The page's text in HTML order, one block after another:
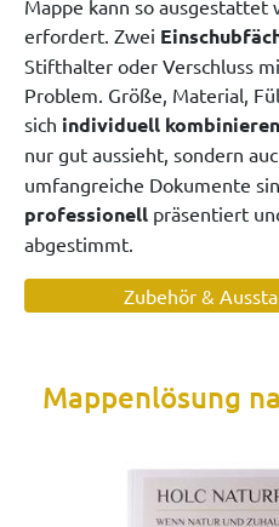
Mappe kann so ausgestattet
erfordert. Zwei
Stifthalter oder Verschluss
Problem. Größe, Material,
sich individuell kombinieren
nur gut aussieht, sondern
umfangreiche Dokumente
professionell präsentiert
abgestimmt.
Zubehör &
Mappenlösung